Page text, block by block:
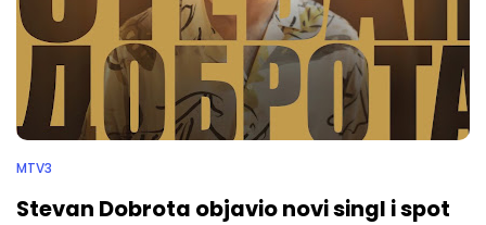
MTV3
Stevan Dobrota objavio novi singl i spot